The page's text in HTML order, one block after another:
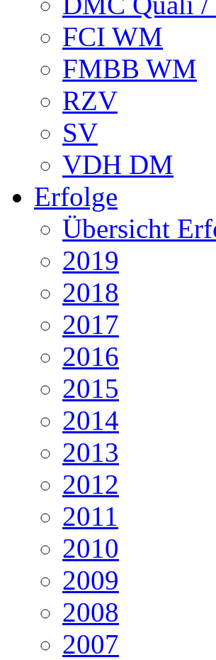
FCI WM
FMBB WM
RZV
SV
VDH DM
Erfolge
Übersicht
2019
2018
2017
2016
2015
2014
2013
2012
2011
2010
2009
2008
2007